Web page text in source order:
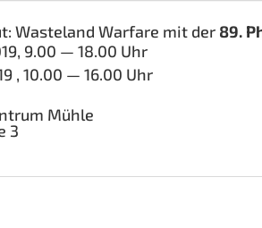
Was­te­land War­fa­re mit der 89.
9.00 — 18.00 Uhr
, 10.00 — 16.00 Uhr
Mühle
3